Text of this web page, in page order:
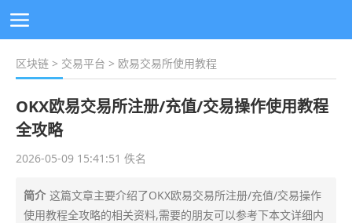
区块链 > 交易平台 > 欧易交易所使用教程
OKX欧易交易所注册/充值/交易操作使用教程
全攻略
2026-05-09 15:41:51 佚名
简介 这篇文章主要介绍了OKX欧易交易所注册/充值/交易操作
使用教程全攻略的相关资料,需要的朋友可以参考下本文详细内